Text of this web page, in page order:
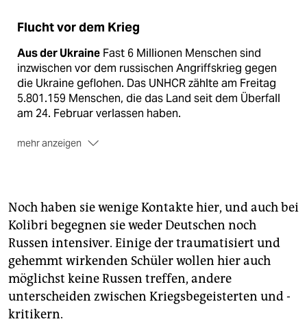
Flucht vor dem Krieg
Aus der Ukraine Fast 6 Millionen Menschen sind
inzwischen vor dem russischen Angriffskrieg gegen
die Ukraine geflohen. Das UNHCR zählte am Freitag
5.801.159 Menschen, die das Land seit dem Überfall
am 24. Februar verlassen haben.
mehr anzeigen
gemeldet. Moldawien mit seinen gerade mal rund 2,6
Millionen Einwohnern hat fast eine halbe Million
Geflüchtete erfasst.
Nach DeutschlandWie viele aus der Ukraine
Geflüchtete sich in Deutschland aufhalten, ist schwer
zu sagen, da die Menschen sich in der EU zunächst
ohne Visum aufhalten und bewegen können. Im
Ausländerzentralregister sind inzwischen mehr als
Noch haben sie wenige Kontakte hier, und auch bei
Kolibri begegnen sie weder Deutschen noch
Russen intensiver. Einige der traumatisiert und
gehemmt wirkenden Schüler wollen hier auch
möglichst keine Russen treffen, andere
unterscheiden zwischen Kriegsbegeisterten und -
kritikern.